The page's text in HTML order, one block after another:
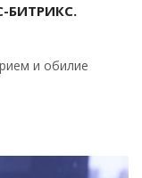
БИТРИКС.
и обилие